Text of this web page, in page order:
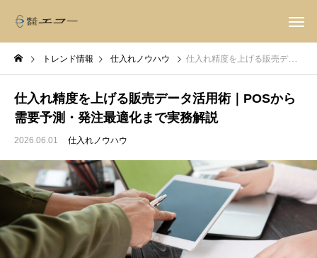
トレンド情報 仕入れノウハウ 仕入れ精度を上げる販売データ活用術｜POSから需要予測・発注最適化まで実務解説
仕入れ精度を上げる販売データ活用術｜POSから
需要予測・発注最適化まで実務解説
2026.06.01 仕入れノウハウ